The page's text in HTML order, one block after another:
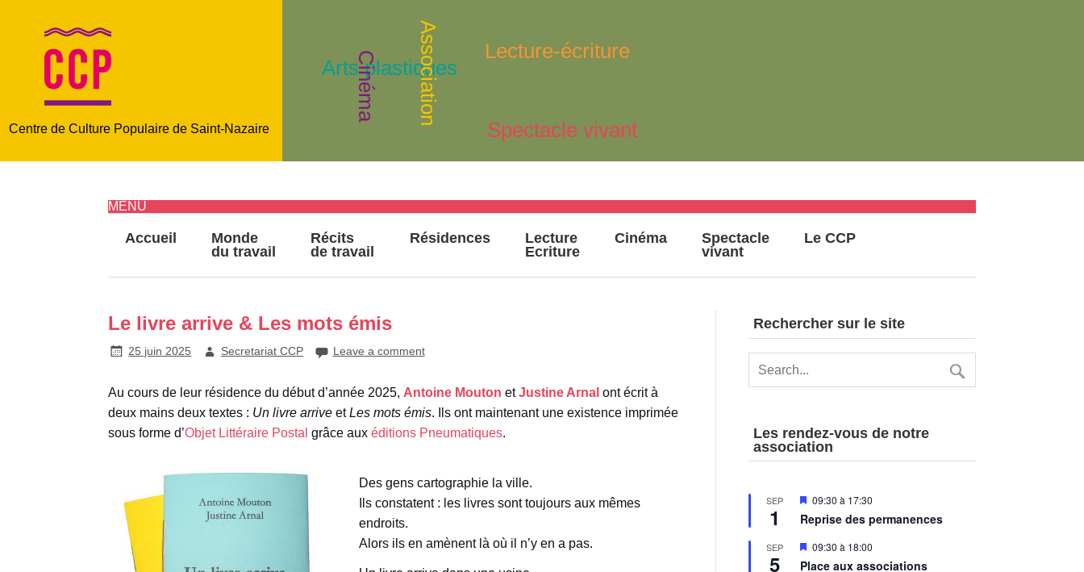
Centre de Culture Populaire de Saint-Nazaire Spectacle vivant
Lecture-écriture
Arts plastiques
Cinéma Association
MENU
Accueil
Monde
du travail
Récits
de travail
Résidences
Lecture
Ecriture
Cinéma
Spectacle
vivant
Le CCP
Le livre arrive & Les mots émis
25 juin 2025 Secretariat CCP Leave a comment
Au cours de leur résidence du début d’année 2025, Antoine Mouton etJustine Arnal ont écrit à
deux mains deux textes : Un livre arriveetLes mots émis. Ils ont maintenant une existence imprimée
sous forme d’Objet Littéraire Postal grâce aux éditions Pneumatiques.
Des gens cartographie la ville.
Ils constatent : les livres sont toujours aux mêmes
endroits.
Alors ils en amènent là où il n’y en a pas.
Rechercher sur le site
Les rendez-vous de notre
association
SEP
1
Mis
avant
09:30 à 17:30
Reprise des permanences
SEP
5
Mis
09:30 à 18:00
Place aux associations